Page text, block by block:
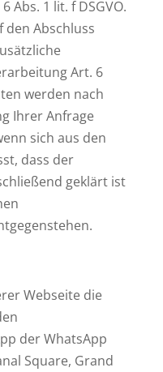
Abs. 1 lit. f DSGVO.
Abschluss
Art. 6
werden nach
Ihrer Anfrage
sich aus den
dass der
geklärt ist
Webseite die
der WhatsApp
Square, Grand